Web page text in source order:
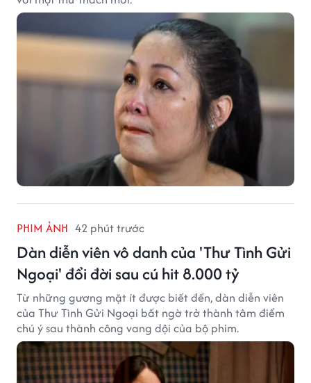
PHIM ẢNH 42 phút trước
Dàn diễn viên vô danh của 'Thư Tình Gửi
Ngoại' đổi đời sau cú hit 8.000 tỷ
Từ những gương mặt ít được biết đến, dàn diễn viên
của Thư Tình Gửi Ngoại bất ngờ trở thành tâm điểm
chú ý sau thành công vang dội của bộ phim.